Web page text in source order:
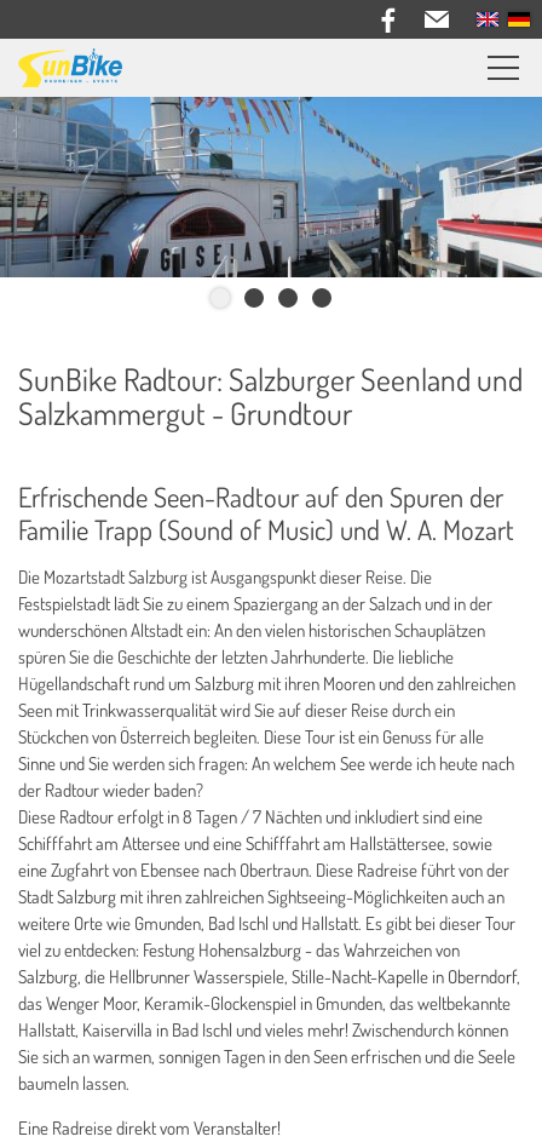
Sunbike Radreisen
Reiseberichte
Informationen
Bike Verleih
Kontakt
SunBike Radtour: Salzburger Seenland und
Salzkammergut - Grundtour
Erfrischende Seen-Radtour auf den Spuren der
Familie Trapp (Sound of Music) und W. A. Mozart
Die Mozartstadt Salzburg ist Ausgangspunkt dieser Reise. Die
Festspielstadt lädt Sie zu einem Spaziergang an der Salzach und in der
wunderschönen Altstadt ein: An den vielen historischen Schauplätzen
spüren Sie die Geschichte der letzten Jahrhunderte. Die liebliche
Hügellandschaft rund um Salzburg mit ihren Mooren und den zahlreichen
Seen mit Trinkwasserqualität wird Sie auf dieser Reise durch ein
Stückchen von Österreich begleiten. Diese Tour ist ein Genuss für alle
Sinne und Sie werden sich fragen: An welchem See werde ich heute nach
der Radtour wieder baden?
Diese Radtour erfolgt in 8 Tagen / 7 Nächten und inkludiert sind eine
Schifffahrt am Attersee und eine Schifffahrt am Hallstättersee, sowie
eine Zugfahrt von Ebensee nach Obertraun. Diese Radreise führt von der
Stadt Salzburg mit ihren zahlreichen Sightseeing-Möglichkeiten auch an
weitere Orte wie Gmunden, Bad Ischl und Hallstatt. Es gibt bei dieser Tour
viel zu entdecken: Festung Hohensalzburg - das Wahrzeichen von
Salzburg, die Hellbrunner Wasserspiele, Stille-Nacht-Kapelle in Oberndorf,
das Wenger Moor, Keramik-Glockenspiel in Gmunden, das weltbekannte
Hallstatt, Kaiservilla in Bad Ischl und vieles mehr! Zwischendurch können
Sie sich an warmen, sonnigen Tagen in den Seen erfrischen und die Seele
baumeln lassen.
Eine Radreise direkt vom Veranstalter!